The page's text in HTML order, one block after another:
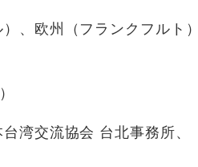
州（フランクフルト）
流協会 台北事務所、（